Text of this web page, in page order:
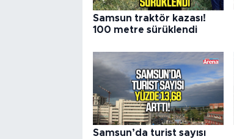
Samsun traktör kazası!
100 metre sürüklendi
Samsun’da turist sayısı